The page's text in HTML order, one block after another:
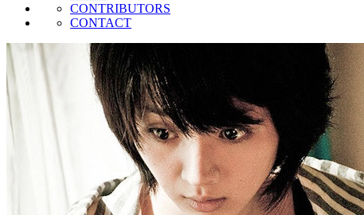
CONTRIBUTORS
CONTACT